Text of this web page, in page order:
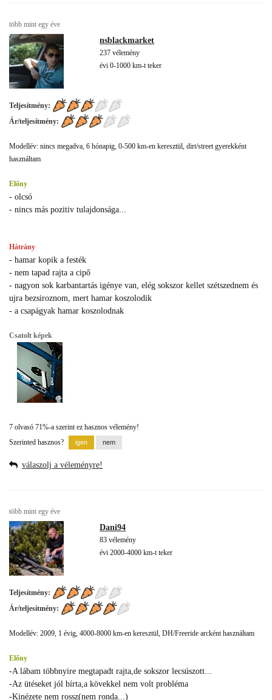
több mint egy éve
nsblackmarket
237 vélemény
évi 0-1000 km-t teker
Teljesítmény:
Ár/teljesítmény:
Modellév: nincs megadva, 6 hónapig, 0-500 km-en keresztül, dirt/street gyerekként
használtam
Előny
- olcsó
- nincs más pozitiv tulajdonsága...
Hátrány
- hamar kopik a festék
- nem tapad rajta a cipő
- nagyon sok karbantartás igénye van, elég sokszor kellet szétszednem és
ujra bezsiroznom, mert hamar koszolodik
- a csapágyak hamar koszolodnak
Csatolt képek
7 olvasó 71%-a szerint ez hasznos vélemény!
Szerinted hasznos?
válaszolj a véleményre!
több mint egy éve
Dani94
83 vélemény
évi 2000-4000 km-t teker
Teljesítmény:
Ár/teljesítmény:
Modellév: 2009, 1 évig, 4000-8000 km-en keresztül, DH/Freeride arcként használtam
Előny
-A lábam többnyire megtapadt rajta,de sokszor lecsúszott...
-Az ütéseket jól bírta,a kövekkel nem volt probléma
-Kinézete nem rossz(nem ronda...)